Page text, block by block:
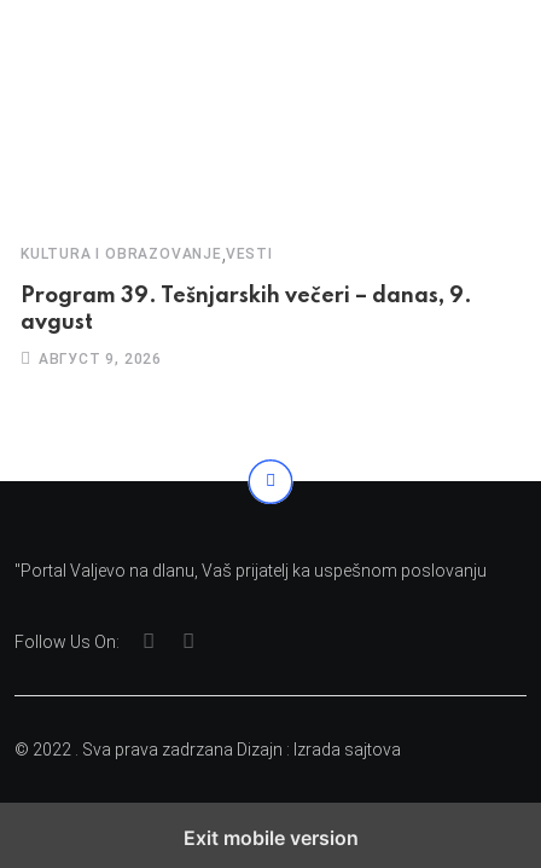
KULTURA I OBRAZOVANJE ,VESTI
Program 39. Tešnjarskih večeri – danas, 9.
avgust
АВГУСТ 9, 2026
"Portal Valjevo na dlanu, Vaš prijatelj ka uspešnom poslovanju
Follow Us On:
© 2022 . Sva prava zadrzana Dizajn : Izrada sajtova
Exit mobile version